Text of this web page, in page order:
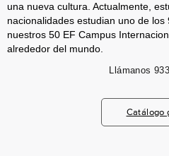
una nueva cultura. Actualmente,
nacionalidades estudian uno de los
nuestros 50 EF Campus
alrededor del mundo.
Llámanos
Catálogo